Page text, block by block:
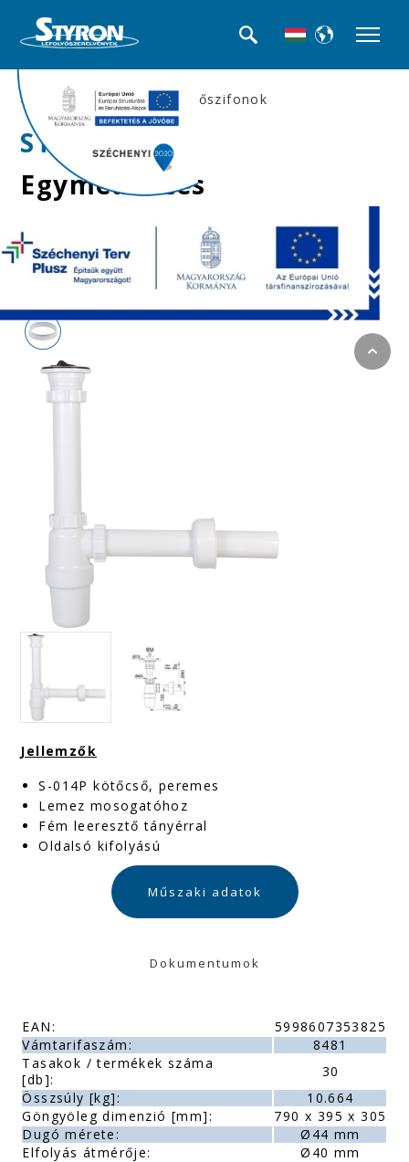
>>Mosogató búra-, és csőszifonok
STY-538-2
Egymedencés
mosogatószifon,
leeresztőszeleppel,
Ø40 mm-es elfolyással
Jellemzők
S-014P kötőcső, peremes
Lemez mosogatóhoz
Fém leeresztő tányérral
Oldalsó kifolyású
Műszaki adatok
Dokumentumok
EAN:
5998607353825
Vámtarifaszám:
8481
Tasakok / termékek száma
[db]:
30
Összsúly [kg]:
10.664
Göngyöleg dimenzió [mm]:
790 x 395 x 305
Dugó mérete:
Ø44 mm
Elfolyás átmérője:
Ø40 mm